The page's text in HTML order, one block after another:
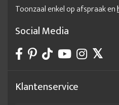
peuterledikant
Toonzaal enkel op afspraak en
Social Media
Klantenservice